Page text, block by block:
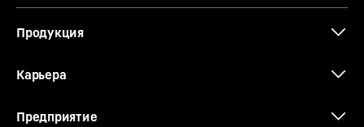
Продукция
Карьера
Предприятие